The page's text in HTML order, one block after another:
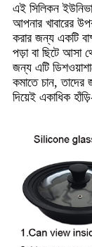
এই সিলিকন
আপনার খাবারের
করার জন্য একটি
পড়া বা ছিটে আসা
জন্য এটি
কমাতে চান,
দিয়েই একাধিক